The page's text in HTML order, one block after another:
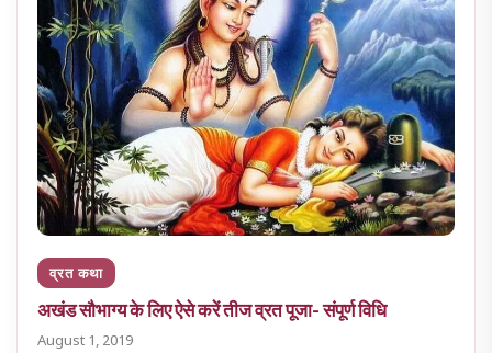
व्रत कथा
अखंड सौभाग्य के लिए ऐसे करें तीज व्रत पूजा- संपूर्ण विधि
August 1, 2019